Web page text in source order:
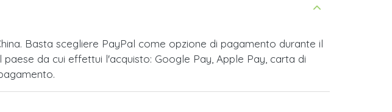
Basta scegliere PayPal come opzione di pagamento durante il
da cui effettui l'acquisto: Google Pay, Apple Pay, carta di